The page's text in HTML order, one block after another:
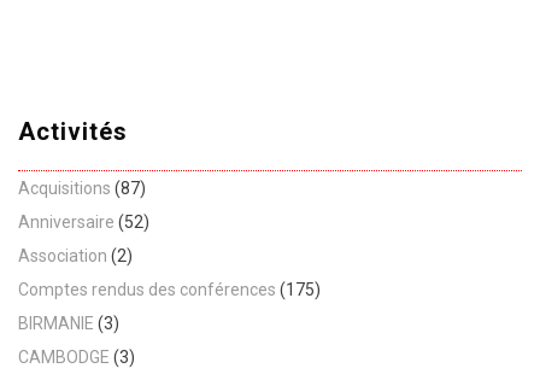
Activités
Acquisitions (87)
Anniversaire (52)
Association (2)
Comptes rendus des conférences (175)
BIRMANIE (3)
CAMBODGE (3)